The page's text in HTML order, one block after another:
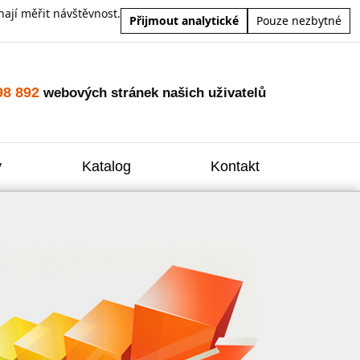
měřit návštěvnost.
Přijmout analytické Pouze nezbytné
892 webových stránek našich uživatelů
Katalog Kontakt